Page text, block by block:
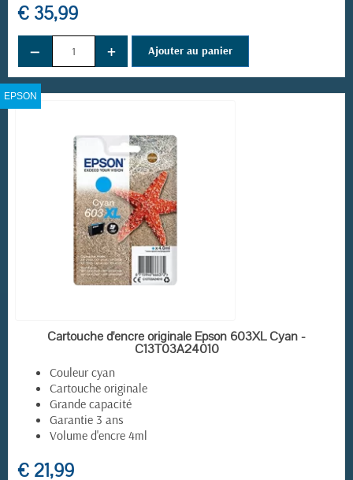
€ 35,99
− + Ajouter au panier
EN STOCK
EPSON
Cartouche d'encre originale Epson 603XL Cyan -
C13T03A24010
Couleur cyan
Cartouche originale
Grande capacité
Garantie 3 ans
Volume d'encre 4ml
€ 21,99